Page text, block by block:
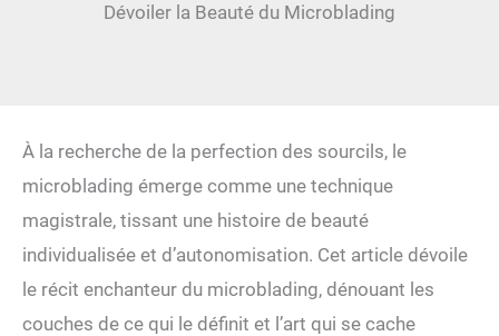
Dévoiler la Beauté du Microblading
À la recherche de la perfection des sourcils, le
microblading émerge comme une technique
magistrale, tissant une histoire de beauté
individualisée et d’autonomisation. Cet article dévoile
le récit enchanteur du microblading, dénouant les
couches de ce qui le définit et l’art qui se cache